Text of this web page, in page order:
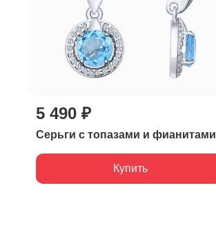
5 490 ₽
Серьги с топазами и фианитами
Купить